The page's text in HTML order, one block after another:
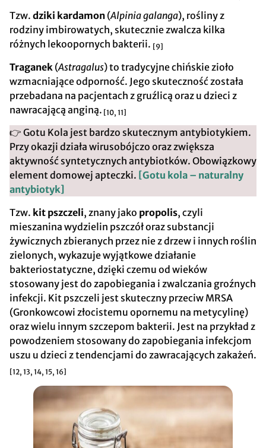
Tzw. dziki kardamon (Alpinia galanga), rośliny z
rodziny imbirowatych, skutecznie zwalcza kilka
różnych lekoopornych bakterii. [9]
Traganek (Astragalus) to tradycyjne chińskie zioło
wzmacniające odporność. Jego skuteczność została
przebadana na pacjentach z gruźlicą oraz u dzieci z
nawracającą anginą. [10, 11]
👉 Gotu Kola jest bardzo skutecznym antybiotykiem.
Przy okazji działa wirusobójczo oraz zwiększa
aktywność syntetycznych antybiotków. Obowiązkowy
element domowej apteczki. [Gotu kola – naturalny
antybiotyk]
Tzw. kit pszczeli, znany jako propolis, czyli
mieszanina wydzielin pszczół oraz substancji
żywicznych zbieranych przez nie z drzew i innych roślin
zielonych, wykazuje wyjątkowe działanie
bakteriostatyczne, dzięki czemu od wieków
stosowany jest do zapobiegania i zwalczania groźnych
infekcji. Kit pszczeli jest skuteczny przeciw MRSA
(Gronkowcowi złocistemu opornemu na metycylinę)
oraz wielu innym szczepom bakterii. Jest na przykład z
powodzeniem stosowany do zapobiegania infekcjom
uszu u dzieci z tendencjami do zawracających zakażeń.
[12, 13, 14, 15, 16]